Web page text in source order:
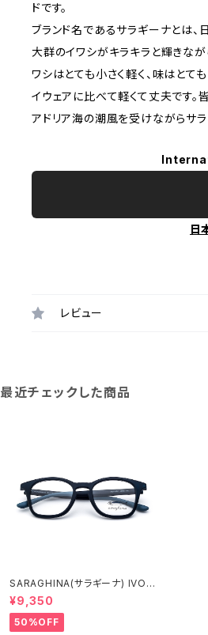
ドです。
ブランド名であるサラギーナとは、
大群のイワシがキラキラと輝きな
ワシはとても小さく軽く、味はとて
イウェアに比べて軽くて丈夫です
アドリア海の潮風を受けながらサ
日
レビュー
最近チェックした商品
SARAGHINA(サラギーナ) IVO V
ISTA 317V(メガネフレーム)
¥9,350
50%OFF